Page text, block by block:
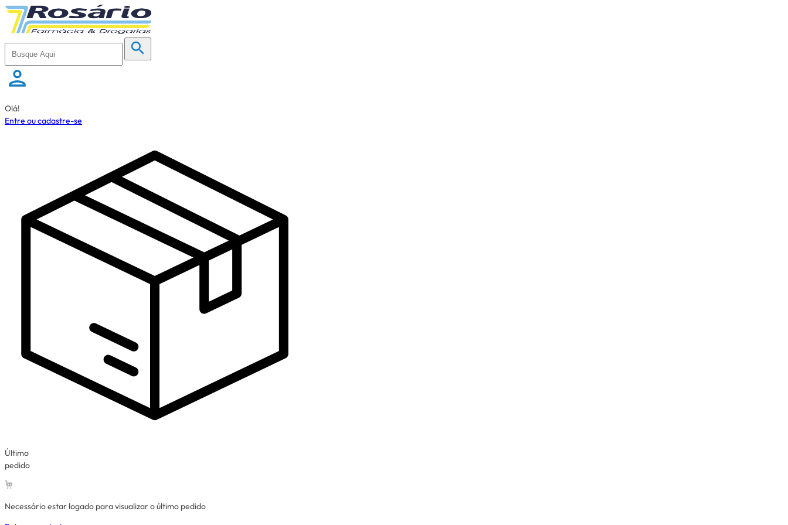
Olá!
Entre ou cadastre-se
Último
pedido
Necessário estar logado para visualizar o último pedido